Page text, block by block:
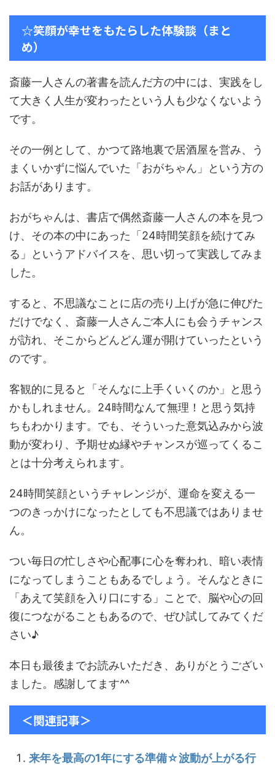
☆笑顔が幸せをもたらした体験談（まと
め）
斎藤一人さんの著書を読んだ方の中には、実践をし
て大きく人生が変わったという人も少なくないよう
です。
その一例として、かつて路地裏で居酒屋を営み、う
まくいかずに悩んでいた「おがちゃん」という方の
お話があります。
おがちゃんは、書店で偶然斎藤一人さんの本を見つ
け、その本の中にあった「24時間笑顔を続けてみ
る」というアドバイスを、思い切って実践してみま
した。
すると、不思議なことに店の売り上げが急に伸びた
だけでなく、斎藤一人さんご本人にも会うチャンス
が訪れ、そこからどんどん運が開けていったという
のです。
客観的に見ると「そんなに上手くいくのか」と思う
かもしれません。24時間なんて無理！と思う気持
ちもわかります。でも、そういった意気込みから波
動が変わり、予期せぬ縁やチャンスが巡ってくるこ
とは十分考えられます。
24時間笑顔というチャレンジが、運命を変える一
つのきっかけになったとしても不思議ではありませ
ん。
つい毎日の忙しさや心配事に心を奪われ、暗い表情
になってしまうこともあるでしょう。そんなときに
「あえて笑顔を入り口にする」ことで、脳や心の回
復につながることもあるので、ぜひ試してみてくだ
さい♪
本日も最後までお読みいただき、ありがとうござい
ました。感謝してます^^
＜関連記事＞
来年を最高の1年にする準備☆波動が上がる行